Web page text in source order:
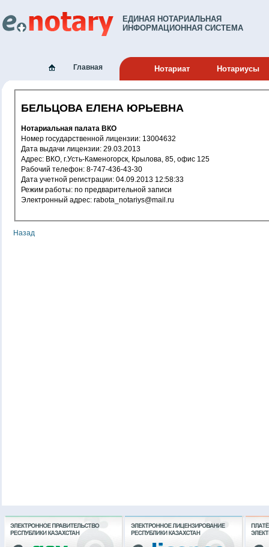
ЕДИНАЯ НОТАРИАЛЬНАЯ
ИНФОРМАЦИОННАЯ СИСТЕМА
Главная Нотариат Нотариусы
БЕЛЬЦОВА ЕЛЕНА ЮРЬЕВНА
Нотариальная палата ВКО
Номер государственной лицензии: 13004632
Дата выдачи лицензии: 29.03.2013
Адрес: ВКО, г.Усть-Каменогорск, Крылова, 85, офис 125
Рабочий телефон: 8-747-436-43-30
Дата учетной регистрации: 04.09.2013 12:58:33
Режим работы: по предварительной записи
Электронный адрес: rabota_notariys@mail.ru
Назад